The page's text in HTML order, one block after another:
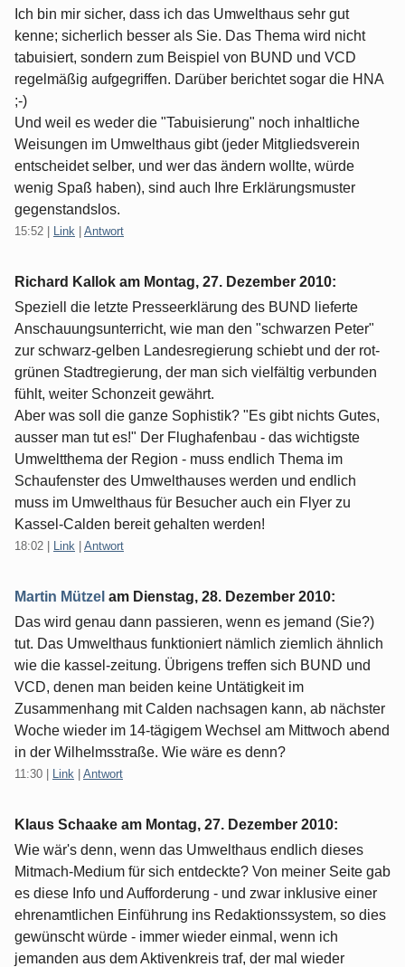
Ich bin mir sicher, dass ich das Umwelthaus sehr gut
kenne; sicherlich besser als Sie. Das Thema wird nicht
tabuisiert, sondern zum Beispiel von BUND und VCD
regelmäßig aufgegriffen. Darüber berichtet sogar die HNA
;-)
Und weil es weder die "Tabuisierung" noch inhaltliche
Weisungen im Umwelthaus gibt (jeder Mitgliedsverein
entscheidet selber, und wer das ändern wollte, würde
wenig Spaß haben), sind auch Ihre Erklärungsmuster
gegenstandslos.
15:52 Link Antwort
Richard Kallok am Montag, 27. Dezember 2010:
Speziell die letzte Presseerklärung des BUND lieferte
Anschauungsunterricht, wie man den "schwarzen Peter"
zur schwarz-gelben Landesregierung schiebt und der rot-
grünen Stadtregierung, der man sich vielfältig verbunden
fühlt, weiter Schonzeit gewährt.
Aber was soll die ganze Sophistik? "Es gibt nichts Gutes,
ausser man tut es!" Der Flughafenbau - das wichtigste
Umweltthema der Region - muss endlich Thema im
Schaufenster des Umwelthauses werden und endlich
muss im Umwelthaus für Besucher auch ein Flyer zu
Kassel-Calden bereit gehalten werden!
18:02 Link Antwort
Martin Mützel am Dienstag, 28. Dezember 2010:
Das wird genau dann passieren, wenn es jemand (Sie?)
tut. Das Umwelthaus funktioniert nämlich ziemlich ähnlich
wie die kassel-zeitung. Übrigens treffen sich BUND und
VCD, denen man beiden keine Untätigkeit im
Zusammenhang mit Calden nachsagen kann, ab nächster
Woche wieder im 14-tägigem Wechsel am Mittwoch abend
in der Wilhelmsstraße. Wie wäre es denn?
11:30 Link Antwort
Klaus Schaake am Montag, 27. Dezember 2010:
Wie wär's denn, wenn das Umwelthaus endlich dieses
Mitmach-Medium für sich entdeckte? Von meiner Seite gab
es diese Info und Aufforderung - und zwar inklusive einer
ehrenamtlichen Einführung ins Redaktionssystem, so dies
gewünscht würde - immer wieder einmal, wenn ich
jemanden aus dem Aktivenkreis traf, der mal wieder